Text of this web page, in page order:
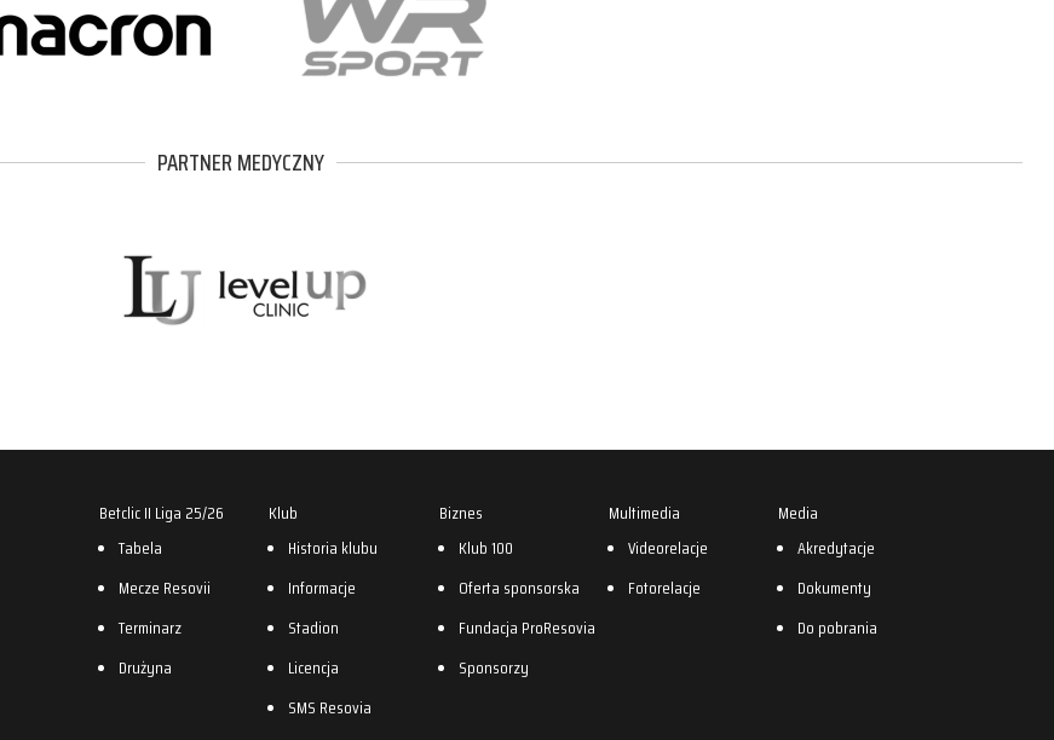
PARTNER MEDYCZNY
Betclic II Liga 25/26
Tabela
Mecze Resovii
Terminarz
Drużyna
Klub
Historia klubu
Informacje
Stadion
Licencja
SMS Resovia
Biznes
Klub 100
Oferta sponsorska
Fundacja ProResovia
Sponsorzy
Multimedia
Videorelacje
Fotorelacje
Media
Akredytacje
Dokumenty
Do pobrania